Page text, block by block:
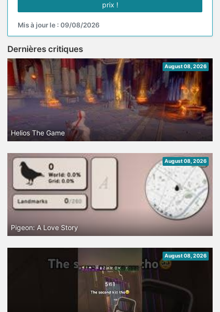
prix !
Mis à jour le : 09/08/2026
Dernières critiques
August 08, 2026
Helios The Game
August 08, 2026
Pigeon: A Love Story
August 08, 2026